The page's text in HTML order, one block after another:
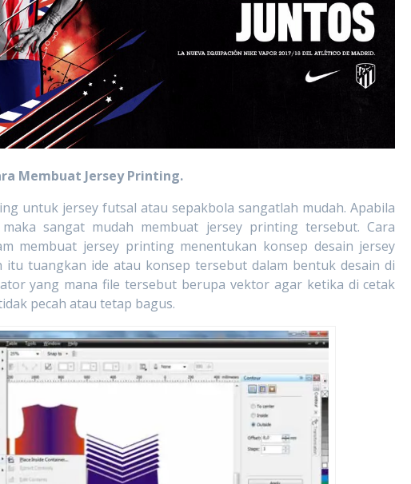
Membuat Jersey Printing.
jersey futsal atau sepakbola sangatlah mudah. Apabila
sangat mudah membuat jersey printing tersebut. Cara
membuat jersey printing menentukan konsep desain jersey
tuangkan ide atau konsep tersebut dalam bentuk desain di
yang mana file tersebut berupa vektor agar ketika di cetak
pecah atau tetap bagus.